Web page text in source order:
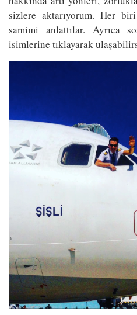
sizlere aktarıyorum. Her
samimi anlattılar. Ayrıca
isimlerine tıklayarak